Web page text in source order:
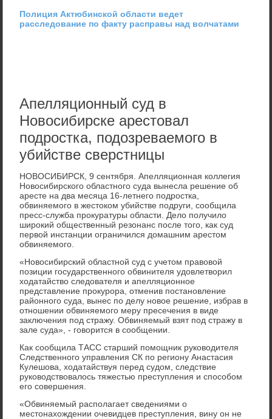
Полиция Актюбинской области ведет
расследование по факту расправы над волчатами
Апелляционный суд в
Новосибирске арестовал
подростка, подозреваемого в
убийстве сверстницы
НОВОСИБИРСК, 9 сентября. Апелляционная коллегия
Новосибирского областного суда вынесла решение об
аресте на два месяца 16-летнего подростка,
обвиняемого в жестоком убийстве подруги, сообщила
пресс-служба прокуратуры области. Дело получило
широкий общественный резонанс после того, как суд
первой инстанции ограничился домашним арестом
обвиняемого.
«Новосибирский областной суд с учетом правовой
позиции государственного обвинителя удовлетворил
ходатайство следователя и апелляционное
представление прокурора, отменив постановление
районного суда, вынес по делу новое решение, избрав в
отношении обвиняемого меру пресечения в виде
заключения под стражу. Обвиняемый взят под стражу в
зале суда», - говорится в сообщении.
Как сообщила ТАСС старший помощник руководителя
Следственного управления СК по региону Анастасия
Кулешова, ходатайствуя перед судом, следствие
руководствовалось тяжестью преступления и способом
его совершения.
«Обвиняемый располагает сведениями о
местонахождении очевидцев преступления, вину он не